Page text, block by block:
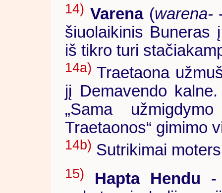
14) Varena(warena--
šiuolaikinis Buneras
iš tikro turi
14a) Traetaona
jį Demavendo
„Sama
Traetaonos“ gimimo
14b) Sutrikimai
15) Hapta Hendu -